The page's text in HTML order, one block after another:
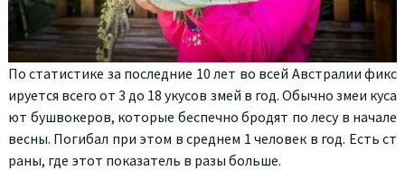
По статистике за последние 10 лет во всей Австралии фикс
ируется всего от 3 до 18 укусов змей в год. Обычно змеи куса
ют бушвокеров, которые беспечно бродят по лесу в начале
весны. Погибал при этом в среднем 1 человек в год. Есть ст
раны, где этот показатель в разы больше.